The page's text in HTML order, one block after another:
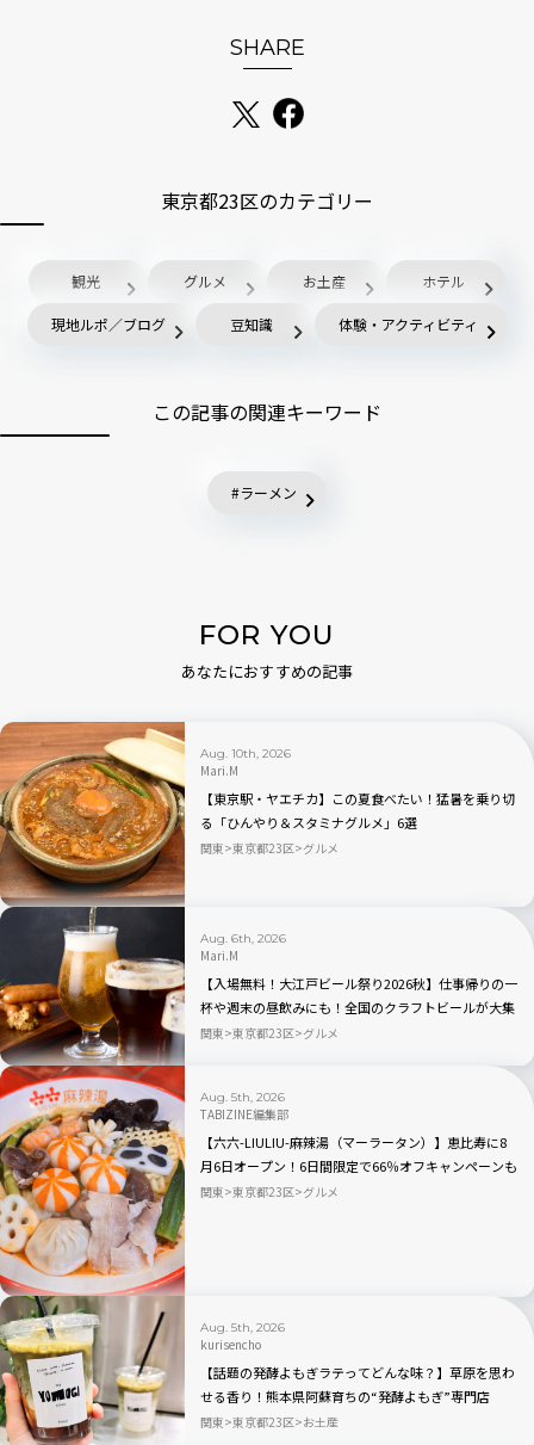
SHARE
東京都23区のカテゴリー
観光 グルメ お土産 ホテル
現地ルポ／ブログ 豆知識 体験・アクティビティ
この記事の関連キーワード
ラーメン
FOR YOU
あなたにおすすめの記事
Aug. 10th, 2026
Mari.M
【東京駅・ヤエチカ】この夏食べたい！猛暑を乗り切
る「ひんやり＆スタミナグルメ」6選
関東 東京都23区 グルメ
Aug. 6th, 2026
Mari.M
【入場無料！大江戸ビール祭り2026秋】仕事帰りの一
杯や週末の昼飲みにも！全国のクラフトビールが大集
合｜品川
関東 東京都23区 グルメ
Aug. 5th, 2026
TABIZINE編集部
【六六-LIULIU-麻辣湯（マーラータン）】恵比寿に8
月6日オープン！6日間限定で66％オフキャンペーンも
関東 東京都23区 グルメ
Aug. 5th, 2026
kurisencho
【話題の発酵よもぎラテってどんな味？】草原を思わ
せる香り！熊本県阿蘇育ちの“発酵よもぎ”専門店
「BETWEEN by THE YOMOGI STAND」渋谷にオープ
関東 東京都23区 お土産